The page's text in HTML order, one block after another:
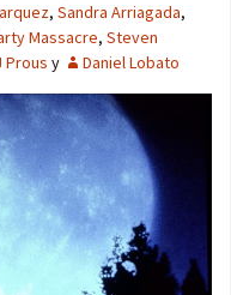
, Sandra Arriagada,
Massacre, Steven
Prous y Daniel Lobato